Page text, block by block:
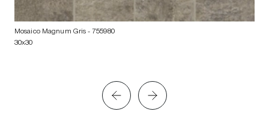
Mosaico Magnum Gris - 755980
30x30